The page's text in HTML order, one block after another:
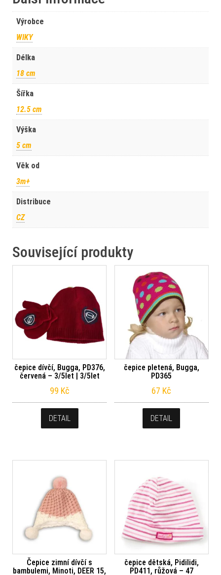
Výrobce
WIKY
Délka
18 cm
Šířka
12.5 cm
Výška
5 cm
Věk od
3m+
Distribuce
CZ
Související produkty
čepice dívčí, Bugga, PD376,
červená – 3/5let | 3/5let
99 Kč
DETAIL
čepice pletená, Bugga,
PD365
67 Kč
DETAIL
Čepice zimní dívčí s
bambulemi, Minoti, DEER 15,
čepice dětská, Pidilidi,
PD411, růžová – 47